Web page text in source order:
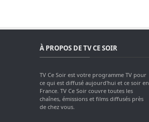
À PROPOS DE TV CE SOIR
TV Ce Soir est votre programme TV pour
ce qui est diffusé aujourd'hui et ce soir en
France. TV Ce Soir couvre toutes les
chaînes, émissions et films diffusés près
de chez vous.